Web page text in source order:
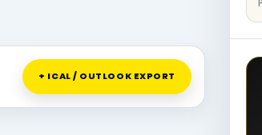
+ ICAL / OUTLOOK EXPORT